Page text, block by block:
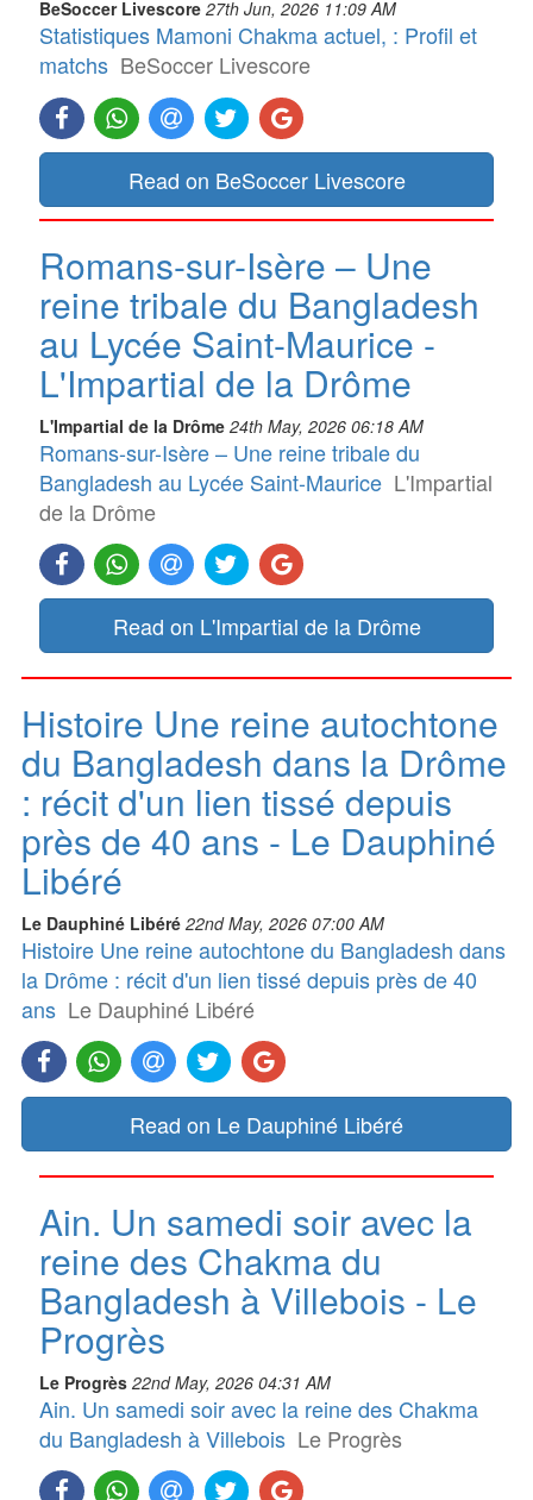
BeSoccer Livescore 27th Jun, 2026 11:09 AM
Statistiques Mamoni Chakma actuel, : Profil et
matchs BeSoccer Livescore
Read on BeSoccer Livescore
Romans-sur-Isère – Une
reine tribale du Bangladesh
au Lycée Saint-Maurice -
L'Impartial de la Drôme
L'Impartial de la Drôme 24th May, 2026 06:18 AM
Romans-sur-Isère – Une reine tribale du
Bangladesh au Lycée Saint-Maurice L'Impartial
de la Drôme
Read on L'Impartial de la Drôme
Histoire Une reine autochtone
du Bangladesh dans la Drôme
: récit d'un lien tissé depuis
près de 40 ans - Le Dauphiné
Libéré
Le Dauphiné Libéré 22nd May, 2026 07:00 AM
Histoire Une reine autochtone du Bangladesh dans
la Drôme : récit d'un lien tissé depuis près de 40
ans Le Dauphiné Libéré
Read on Le Dauphiné Libéré
Ain. Un samedi soir avec la
reine des Chakma du
Bangladesh à Villebois - Le
Progrès
Le Progrès 22nd May, 2026 04:31 AM
Ain. Un samedi soir avec la reine des Chakma
du Bangladesh à Villebois Le Progrès